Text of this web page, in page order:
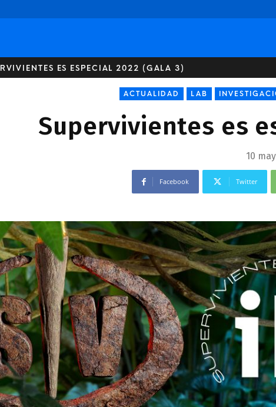
ES ESPECIAL 2022 (GALA 3)
ACTUALIDAD LAB
Supervivientes es
10
Facebook Twitter